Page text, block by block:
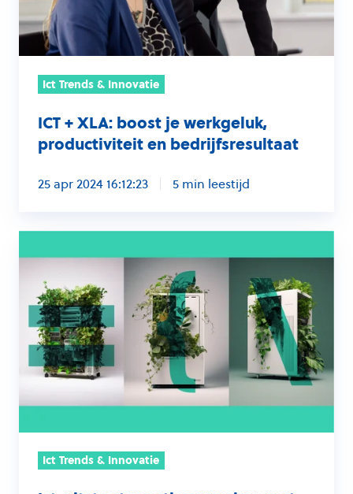
bedrijfsresultaat
Ict Trends & Innovatie
ICT + XLA: boost je werkgeluk,
productiviteit en bedrijfsresultaat
25 apr 2024 16:12:23 5 min leestijd
uitstoot
meetbaar
maken
met
het
duurzaamheidsassessment
Ict Trends & Innovatie